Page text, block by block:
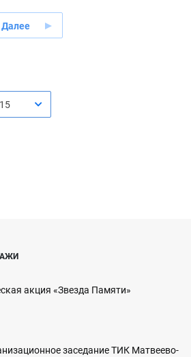
Далее
акция «Звезда Памяти»
заседание ТИК Матвеево-